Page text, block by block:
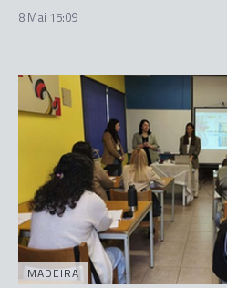
8 Mai 15:09
MADEIRA